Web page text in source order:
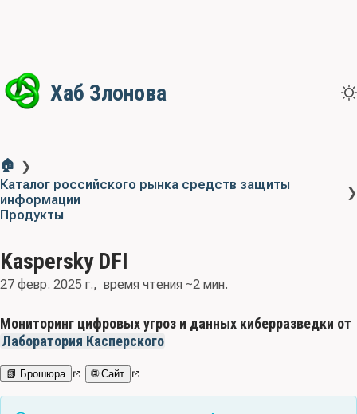
Хаб Злонова
🏠 ❯
Каталог российского рынка средств защиты
информации
❯
Продукты
Kaspersky DFI
27 февр. 2025 г. время чтения ~2 мин.
Мониторинг цифровых угроз и данных киберразведки от
Лаборатория Касперского
📗 Брошюра 🌐 Сайт